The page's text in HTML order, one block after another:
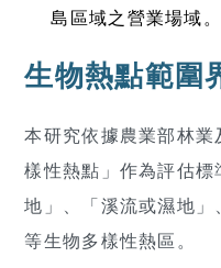
島區域之營業場域。
生物熱點範圍
本研究依據農業部林
樣性熱點」作為評估
地」、「溪流或濕地」
等生物多樣性熱區。